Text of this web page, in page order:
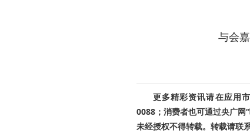
与会
更多精彩资讯请在应用
0088；消费者也可通过央广网
未经授权不得转载。转载请联